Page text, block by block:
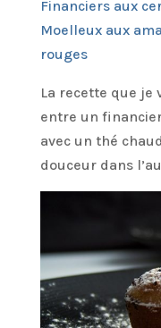
Financiers aux
Moelleux aux
rouges
La recette que je
entre un
avec un thé
douceur dans